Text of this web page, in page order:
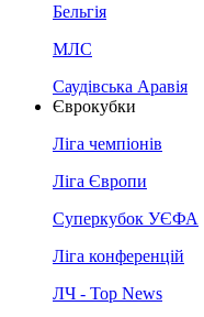
Бельгія
МЛС
Саудівська Аравія
Єврокубки
Ліга чемпіонів
Ліга Європи
Суперкубок УЄФА
Ліга конференцій
ЛЧ - Top News